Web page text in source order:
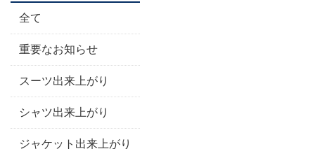
全て
重要なお知らせ
スーツ出来上がり
シャツ出来上がり
ジャケット出来上がり